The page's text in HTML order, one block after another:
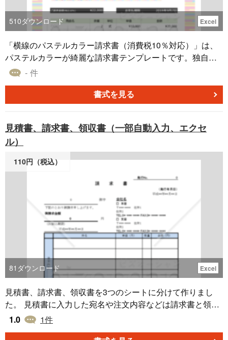
510ダウンロード Excel
「横線のパステルカラー請求書（消費税10％対応）」は、
パステルカラーが綺麗な請求書テンプレートです。独自の
デザインを採用しているこの請求書は、特にクリエイティ
ァイル形式で提供されており、自動計算機能が付いている
ため、入力や編集が簡単です。 A4サイズで印刷でき、無料
- 件
書式を見る
見積書、請求書、領収書（一部自動入力、エクセ
ル）
110円（税込）
81 ダウンロード Excel
見積書、請求書、領収書を3つのシートに分けて作りまし
た。 見積書に入力した宛名や注文内容などは請求書と領収
書にも自動で入力されます。 宛名欄の「様」、「御中」
1.0 1件